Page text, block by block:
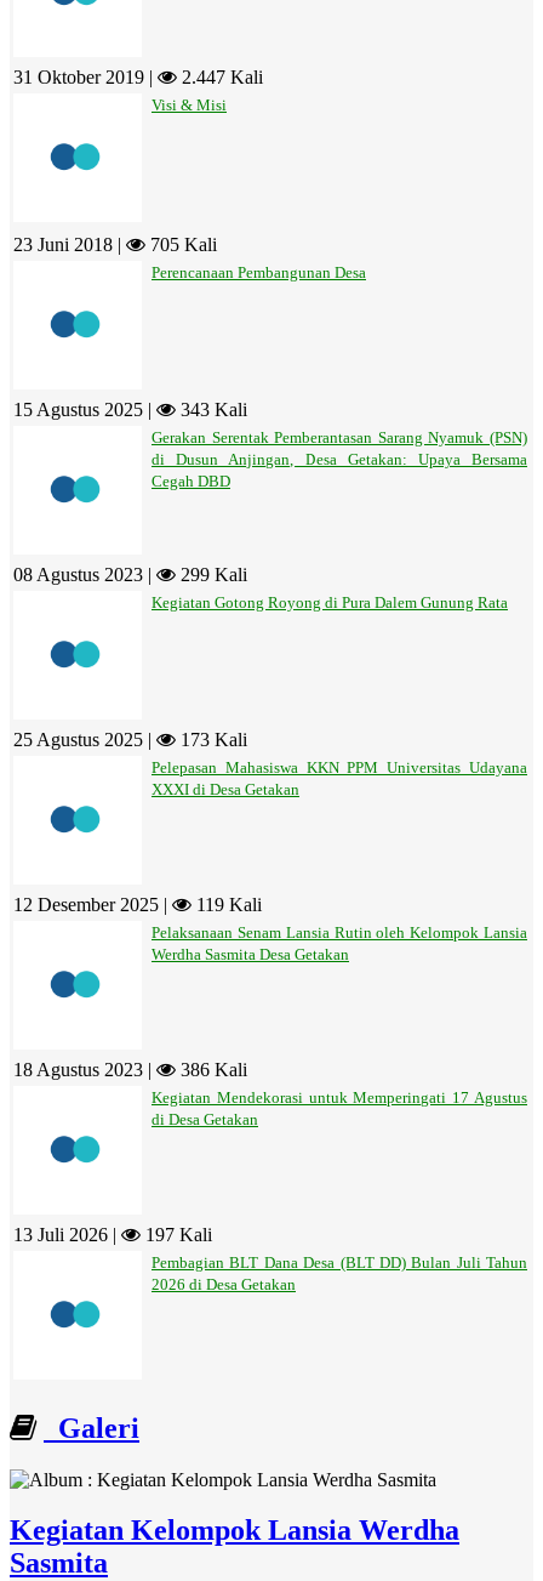
31 Oktober 2019 | 2.447 Kali
Visi & Misi
23 Juni 2018 | 705 Kali
Perencanaan Pembangunan Desa
15 Agustus 2025 | 343 Kali
Gerakan Serentak Pemberantasan Sarang Nyamuk (PSN)
di Dusun Anjingan, Desa Getakan: Upaya Bersama
Cegah DBD
08 Agustus 2023 | 299 Kali
Kegiatan Gotong Royong di Pura Dalem Gunung Rata
25 Agustus 2025 | 173 Kali
Pelepasan Mahasiswa KKN PPM Universitas Udayana
XXXI di Desa Getakan
12 Desember 2025 | 119 Kali
Pelaksanaan Senam Lansia Rutin oleh Kelompok Lansia
Werdha Sasmita Desa Getakan
18 Agustus 2023 | 386 Kali
Kegiatan Mendekorasi untuk Memperingati 17 Agustus
di Desa Getakan
13 Juli 2026 | 197 Kali
Pembagian BLT Dana Desa (BLT DD) Bulan Juli Tahun
2026 di Desa Getakan
Galeri
Kegiatan Kelompok Lansia Werdha
Sasmita